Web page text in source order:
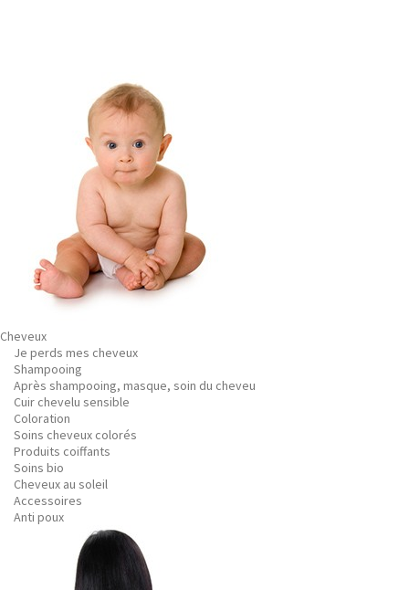
Cheveux
Je perds mes cheveux
Shampooing
Après shampooing, masque, soin du cheveu
Cuir chevelu sensible
Coloration
Soins cheveux colorés
Produits coiffants
Soins bio
Cheveux au soleil
Accessoires
Anti poux